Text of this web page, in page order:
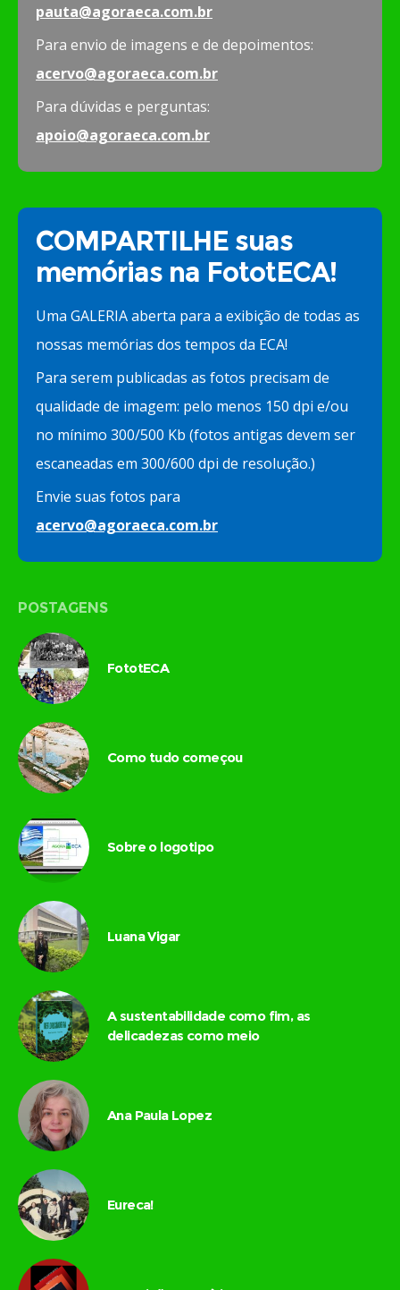
pauta@agoraeca.com.br
Para envio de imagens e de depoimentos:
acervo@agoraeca.com.br
Para dúvidas e perguntas:
apoio@agoraeca.com.br
COMPARTILHE suas
memórias na FototECA!
Uma GALERIA aberta para a exibição de todas as
nossas memórias dos tempos da ECA!
Para serem publicadas as fotos precisam de
qualidade de imagem: pelo menos 150 dpi e/ou
no mínimo 300/500 Kb (fotos antigas devem ser
escaneadas em 300/600 dpi de resolução.)
Envie suas fotos para
acervo@agoraeca.com.br
POSTAGENS
FototECA
Como tudo começou
Sobre o logotipo
Luana Vigar
A sustentabilidade como fim, as
delicadezas como meio
Ana Paula Lopez
Eureca!